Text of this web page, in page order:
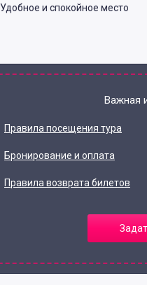
Удобное и спокойное место
Важная
Правила посещения тура
Бронирование и оплата
Правила возврата билетов